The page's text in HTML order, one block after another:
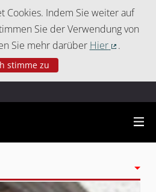
Cookies. Indem Sie weiter auf
Sie der Verwendung von
Sie mehr darüber Hier
.
stimme zu